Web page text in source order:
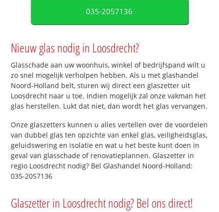
035-2057136
Nieuw glas nodig in Loosdrecht?
Glasschade aan uw woonhuis, winkel of bedrijfspand wilt u
zo snel mogelijk verholpen hebben. Als u met glashandel
Noord-Holland belt, sturen wij direct een glaszetter uit
Loosdrecht naar u toe. Indien mogelijk zal onze vakman het
glas herstellen. Lukt dat niet, dan wordt het glas vervangen.
Onze glaszetters kunnen u alles vertellen over de voordelen
van dubbel glas ten opzichte van enkel glas, veiligheidsglas,
geluidswering en isolatie en wat u het beste kunt doen in
geval van glasschade of renovatieplannen. Glaszetter in
regio Loosdrecht nodig? Bel Glashandel Noord-Holland:
035-2057136
Glaszetter in Loosdrecht nodig? Bel ons direct!